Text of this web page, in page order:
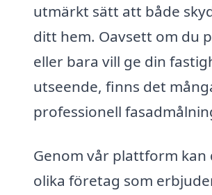
utmärkt sätt att både
ditt hem. Oavsett om du
eller bara vill ge din
utseende, finns det
professionell
Genom vår plattform kan
olika företag som